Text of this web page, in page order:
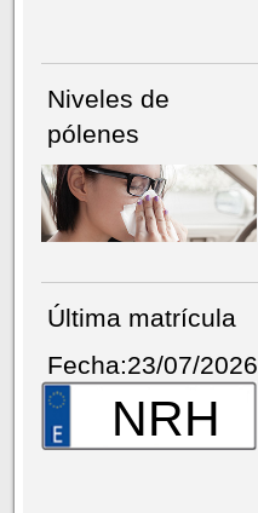
Niveles de
pólenes
Última matrícula
Fecha:23/07/2026
NRH